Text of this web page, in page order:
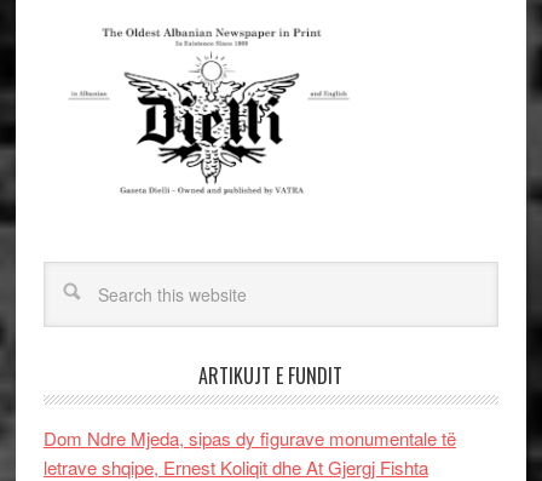
ARTIKUJT E FUNDIT
Dom Ndre Mjeda, sipas dy figurave monumentale të
letrave shqipe, Ernest Koliqit dhe At Gjergj Fishta